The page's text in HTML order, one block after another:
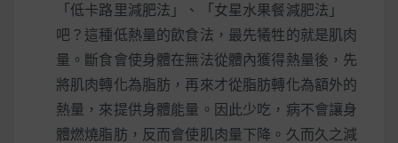
「低卡路里減肥法」、「女星水果餐減肥法」
吧？這種低熱量的飲食法，最先犧牲的就是肌肉
量。斷食會使身體在無法從體內獲得熱量後，先
將肌肉轉化為脂肪，再來才從脂肪轉化為額外的
熱量，來提供身體能量。因此少吃，病不會讓身
體燃燒脂肪，反而會使肌肉量下降。久而久之減